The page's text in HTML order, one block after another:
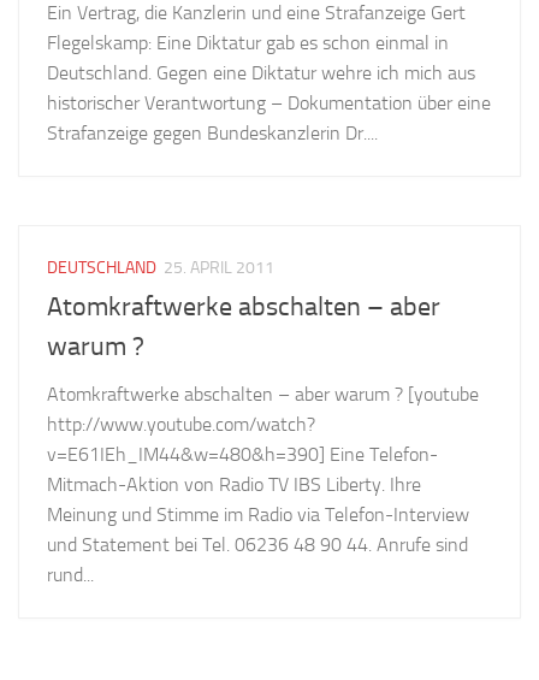
Ein Vertrag, die Kanzlerin und eine Strafanzeige Gert
Flegelskamp: Eine Diktatur gab es schon einmal in
Deutschland. Gegen eine Diktatur wehre ich mich aus
historischer Verantwortung – Dokumentation über eine
Strafanzeige gegen Bundeskanzlerin Dr....
DEUTSCHLAND 25. APRIL 2011
Atomkraftwerke abschalten – aber
warum ?
Atomkraftwerke abschalten – aber warum ? [youtube
http://www.youtube.com/watch?
v=E61IEh_IM44&w=480&h=390] Eine Telefon-
Mitmach-Aktion von Radio TV IBS Liberty. Ihre
Meinung und Stimme im Radio via Telefon-Interview
und Statement bei Tel. 06236 48 90 44. Anrufe sind
rund...